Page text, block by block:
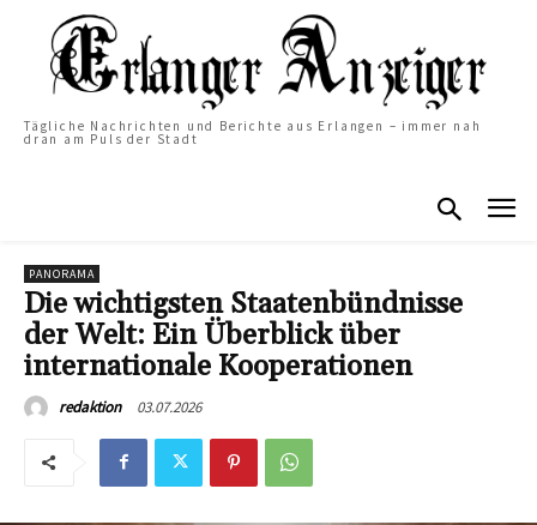
Tägliche Nachrichten und Berichte aus Erlangen – immer nah
dran am Puls der Stadt
PANORAMA
Die wichtigsten Staatenbündnisse
der Welt: Ein Überblick über
internationale Kooperationen
redaktion 03.07.2026